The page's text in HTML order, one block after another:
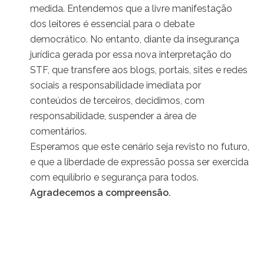
medida. Entendemos que a livre manifestação
dos leitores é essencial para o debate
democrático. No entanto, diante da insegurança
jurídica gerada por essa nova interpretação do
STF, que transfere aos blogs, portais, sites e redes
sociais a responsabilidade imediata por
conteúdos de terceiros, decidimos, com
responsabilidade, suspender a área de
comentários.
Esperamos que este cenário seja revisto no futuro,
e que a liberdade de expressão possa ser exercida
com equilíbrio e segurança para todos.
Agradecemos a compreensão.